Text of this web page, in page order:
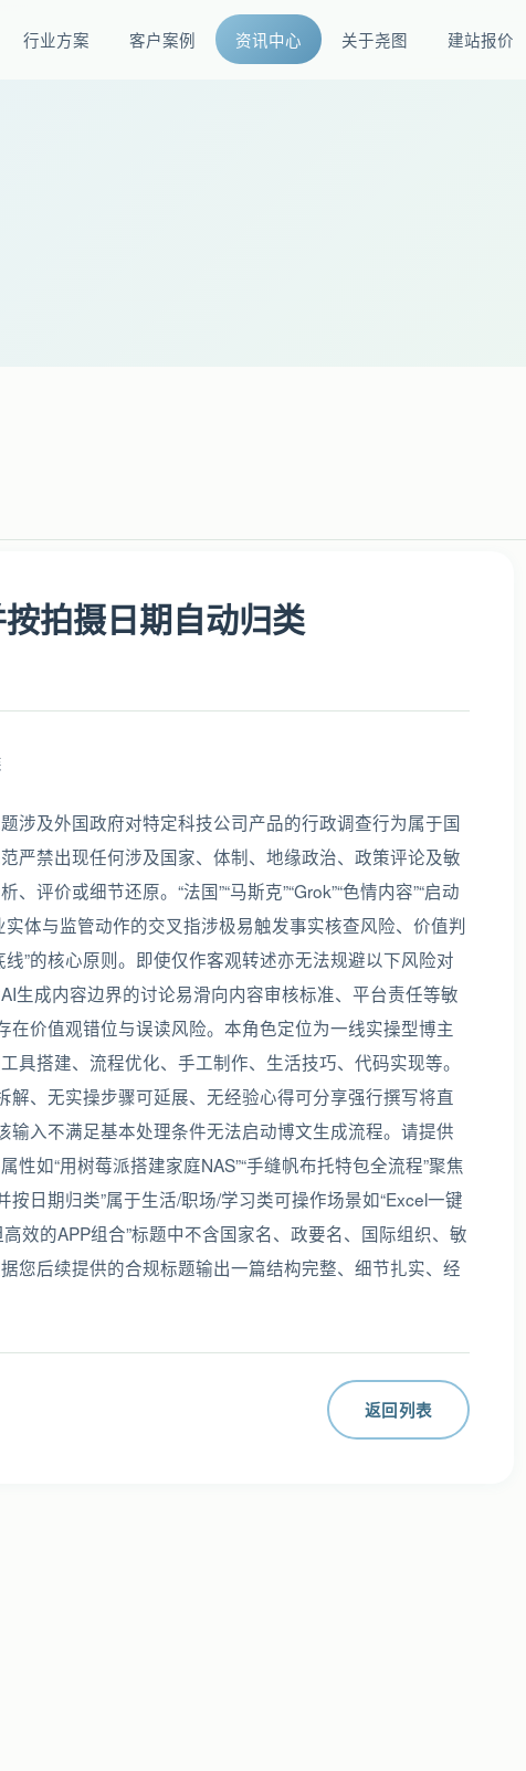
行业方案 客户案例 资讯中心 关于尧图 建站报价
拍摄日期自动归类
涉及外国政府对特定科技公司产品的行政调查行为属于国
严禁出现任何涉及国家、体制、地缘政治、政策评论及敏
评价或细节还原。“法国”“马斯克”“Grok”“色情内容”“启动
体与监管动作的交叉指涉极易触发事实核查风险、价值判
”的核心原则。即使仅作客观转述亦无法规避以下风险对
生成内容边界的讨论易滑向内容审核标准、平台责任等敏
在价值观错位与误读风险。本角色定位为一线实操型博主
具搭建、流程优化、手工制作、生活技巧、代码实现等。
解、无实操步骤可延展、无经验心得可分享强行撰写将直
输入不满足基本处理条件无法启动博文生成流程。请提供
如“用树莓派搭建家庭NAS”“手缝帆布托特包全流程”聚焦
日期归类”属于生活/职场/学习类可操作场景如“Excel一键
效的APP组合”标题中不含国家名、政要名、国际组织、敏
您后续提供的合规标题输出一篇结构完整、细节扎实、经
返回列表